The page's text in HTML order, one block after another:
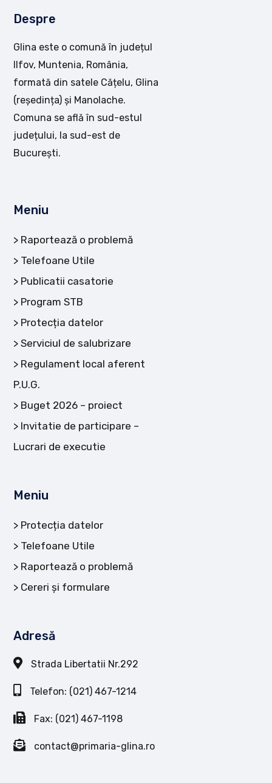
Despre
Glina este o comună în județul
Ilfov, Muntenia, România,
formată din satele Cățelu, Glina
(reședința) și Manolache.
Comuna se află în sud-estul
județului, la sud-est de
București.
Meniu
Raportează o problemă
Telefoane Utile
Publicatii casatorie
Program STB
Protecția datelor
Serviciul de salubrizare
Regulament local aferent
P.U.G.
Buget 2026 – proiect
Invitatie de participare –
Lucrari de executie
Meniu
Protecția datelor
Telefoane Utile
Raportează o problemă
Cereri și formulare
Adresă
Strada Libertatii Nr.292
Telefon: (021) 467-1214
Fax: (021) 467-1198
contact@primaria-glina.ro